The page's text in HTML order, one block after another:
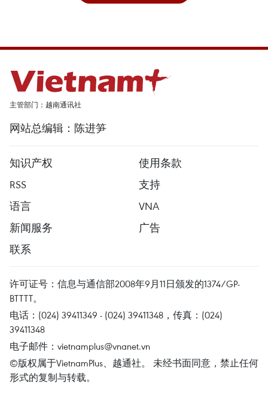
主管部门：越南通讯社
网站总编辑：陈进笋
知识产权
使用条款
RSS
支持
语言
VNA
新闻服务
广告
联系
许可证号：信息与通信部2008年9月11日颁发的1374/GP-
BTTTT。
电话：(024) 39411349 - (024) 39411348，传真：(024)
39411348
电子邮件： vietnamplus@vnanet.vn
©版权属于VietnamPlus、越通社。 未经书面同意，禁止任何
形式的复制与转载。